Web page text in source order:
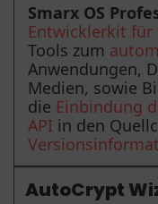
Smarx OS
Entwicklerkit für
Tools zum
Anwendungen,
Medien, sowie
die Einbindung
API in den
AutoCrypt